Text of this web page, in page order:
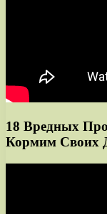
18 Вредных
Кормим Своих